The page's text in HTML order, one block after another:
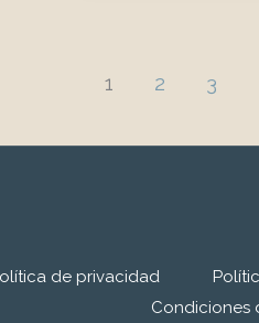
filosofía
los
paradoja
1 2 3
de privacidad
Condiciones